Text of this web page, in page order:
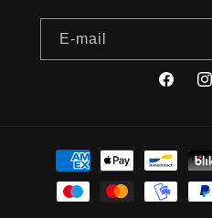
E-mail
Facebook
Métodos
pagamento